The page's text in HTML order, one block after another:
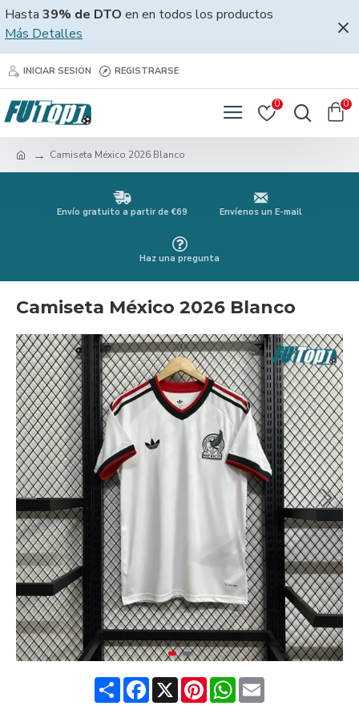
Hasta 39% de DTO en en todos los productos
Más Detalles
INICIAR SESIÓN REGISTRARSE
0 0
Camiseta México 2026 Blanco
Envío gratuito a partir de €69 Envíenos un E-mail
Haz una pregunta
Camiseta México 2026 Blanco
ShareFacebook
X PinterestWhatsApp
Email